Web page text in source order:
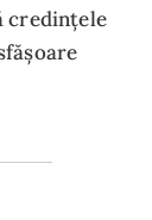
credințele